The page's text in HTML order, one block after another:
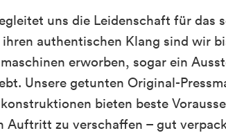
uns die Leidenschaft für das
authentischen Klang sind wir
erworben, sogar ein
Unsere getunten Original-
bieten beste
Auftritt zu verschaffen – gut